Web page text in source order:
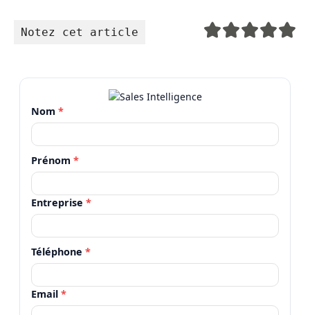
Notez cet article
Nom *
Prénom *
Entreprise *
Téléphone *
Email *